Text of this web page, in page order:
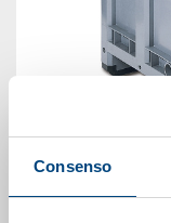
Consenso